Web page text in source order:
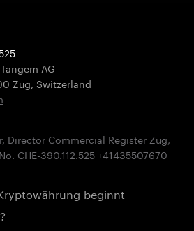
AG
Zug, Switzerland
Director Commercial Register Zug,
beginnt